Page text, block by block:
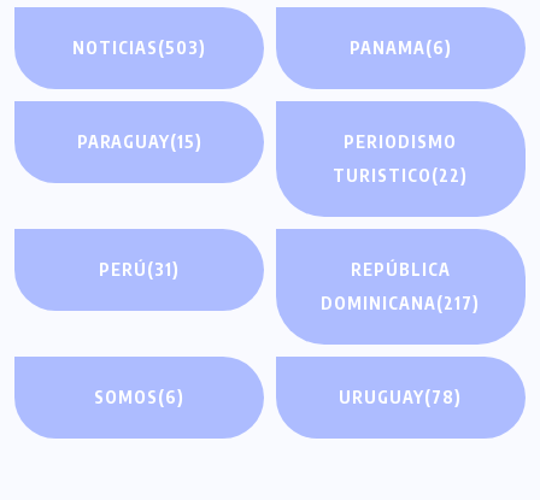
NOTICIAS(503) PANAMA(6)
PARAGUAY(15)
PERIODISMO
TURISTICO(22)
PERÚ(31)
REPÚBLICA
DOMINICANA(217)
SOMOS(6) URUGUAY(78)